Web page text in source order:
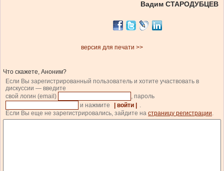
Вадим СТАРОДУБЦЕВ
версия для печати >>
Что скажете, Аноним?
Если Вы зарегистрированный пользователь и хотите участвовать в
дискуссии — введите
свой логин (email)
, пароль
и нажмите
| войти |
.
Если Вы еще не зарегистрировались, зайдите на страницу регистрации.